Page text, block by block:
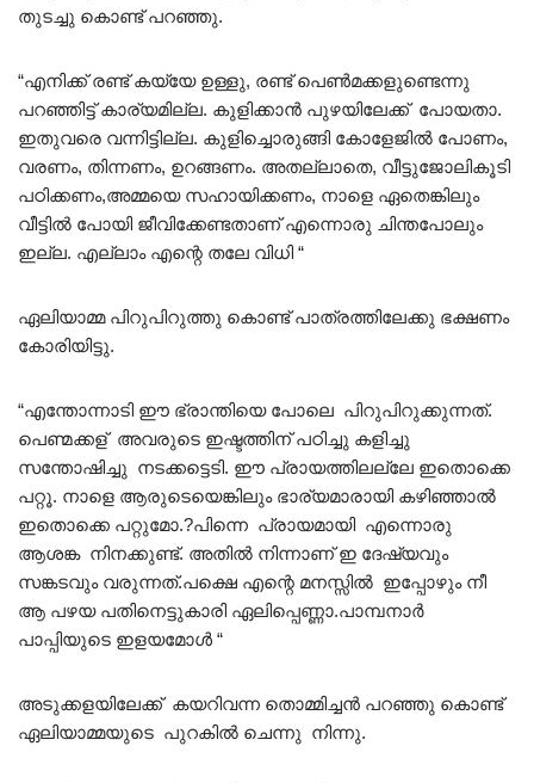
തുടച്ചു കൊണ്ട് പറഞ്ഞു.
“എനിക്ക് രണ്ട് കയ്യേ ഉള്ളു, രണ്ട് പെൺമക്കളുണ്ടെന്നു
പറഞ്ഞിട്ട് കാര്യമില്ല. കുളിക്കാൻ പുഴയിലേക്ക് പോയതാ.
ഇതുവരെ വന്നിട്ടില്ല. കുളിച്ചൊരുങ്ങി കോളേജിൽ പോണം,
വരണം, തിന്നണം, ഉറങ്ങണം. അതല്ലാതെ, വീട്ടുജോലികൂടി
പഠിക്കണം,അമ്മയെ സഹായിക്കണം, നാളെ ഏതെങ്കിലും
വീട്ടിൽ പോയി ജീവിക്കേണ്ടതാണ് എന്നൊരു ചിന്തപോലും
ഇല്ല. എല്ലാം എന്റെ തലേ വിധി “
ഏലിയാമ്മ പിറുപിറുത്തു കൊണ്ട്‌ പാത്രത്തിലേക്കു ഭക്ഷണം
കോരിയിട്ടു.
“എന്തോന്നാടി ഈ ഭ്രാന്തിയെ പോലെ പിറുപിറുക്കുന്നത്.
പെണ്മക്കള് അവരുടെ ഇഷ്ടത്തിന് പഠിച്ചു കളിച്ചു
സന്തോഷിച്ചു നടക്കട്ടെടി. ഈ പ്രായത്തിലല്ലേ ഇതൊക്കെ
പറ്റൂ. നാളെ ആരുടെയെങ്കിലും ഭാര്യമാരായി കഴിഞ്ഞാൽ
ഇതൊക്കെ പറ്റുമോ.?പിന്നെ പ്രായമായി എന്നൊരു
ആശങ്ക നിനക്കുണ്ട്. അതിൽ നിന്നാണ് ഇ ദേഷ്യവും
സങ്കടവും വരുന്നത്.പക്ഷെ എന്റെ മനസ്സിൽ ഇപ്പോഴും നീ
ആ പഴയ പതിനെട്ടുകാരി ഏലിപ്പെണ്ണാ.പാമ്പനാർ
പാപ്പിയുടെ ഇളയമോൾ “
അടുക്കളയിലേക്ക് കയറിവന്ന തൊമ്മിച്ചൻ പറഞ്ഞു കൊണ്ട്
ഏലിയാമ്മയുടെ പുറകിൽ ചെന്നു നിന്നു.